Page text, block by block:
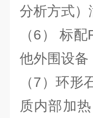
分析方式）
（6） 标
他外围设备
（7）环
质内部加